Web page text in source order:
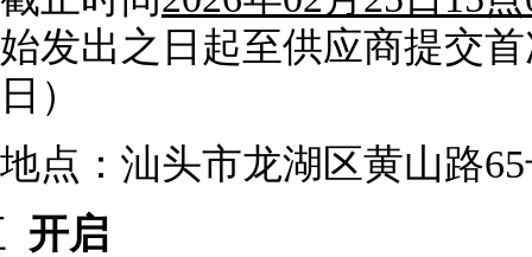
始发出之日起至供应商提交
日）
地点：汕头市龙湖区黄山路
开启